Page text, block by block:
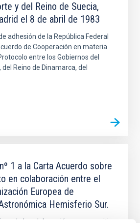
y del Reino de Suecia,
el 8 de abril de 1983
adhesión de la República Federal
de Cooperación en materia
entre los Gobiernos del
del Reino de Dinamarca, del
1 a la Carta Acuerdo sobre
en colaboración entre el
Europea de
Hemisferio Sur.